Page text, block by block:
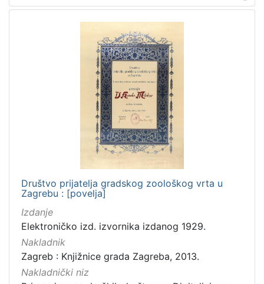
Društvo prijatelja gradskog zoološkog vrta u
Zagrebu : [povelja]
Izdanje
Elektroničko izd. izvornika izdanog 1929.
Nakladnik
Zagreb : Knjižnice grada Zagreba, 2013.
Nakladnički niz